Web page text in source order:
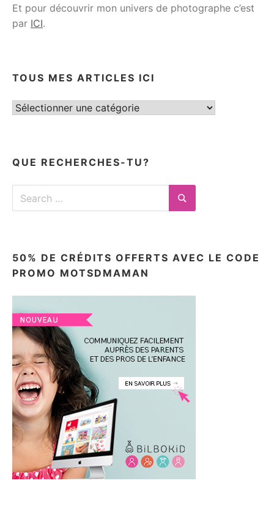
Et pour découvrir mon univers de photographe c’est
par ICI.
TOUS MES ARTICLES ICI
Tous
QUE RECHERCHES-TU?
Search
50% DE CRÉDITS OFFERTS AVEC LE CODE
PROMO MOTSDMAMAN